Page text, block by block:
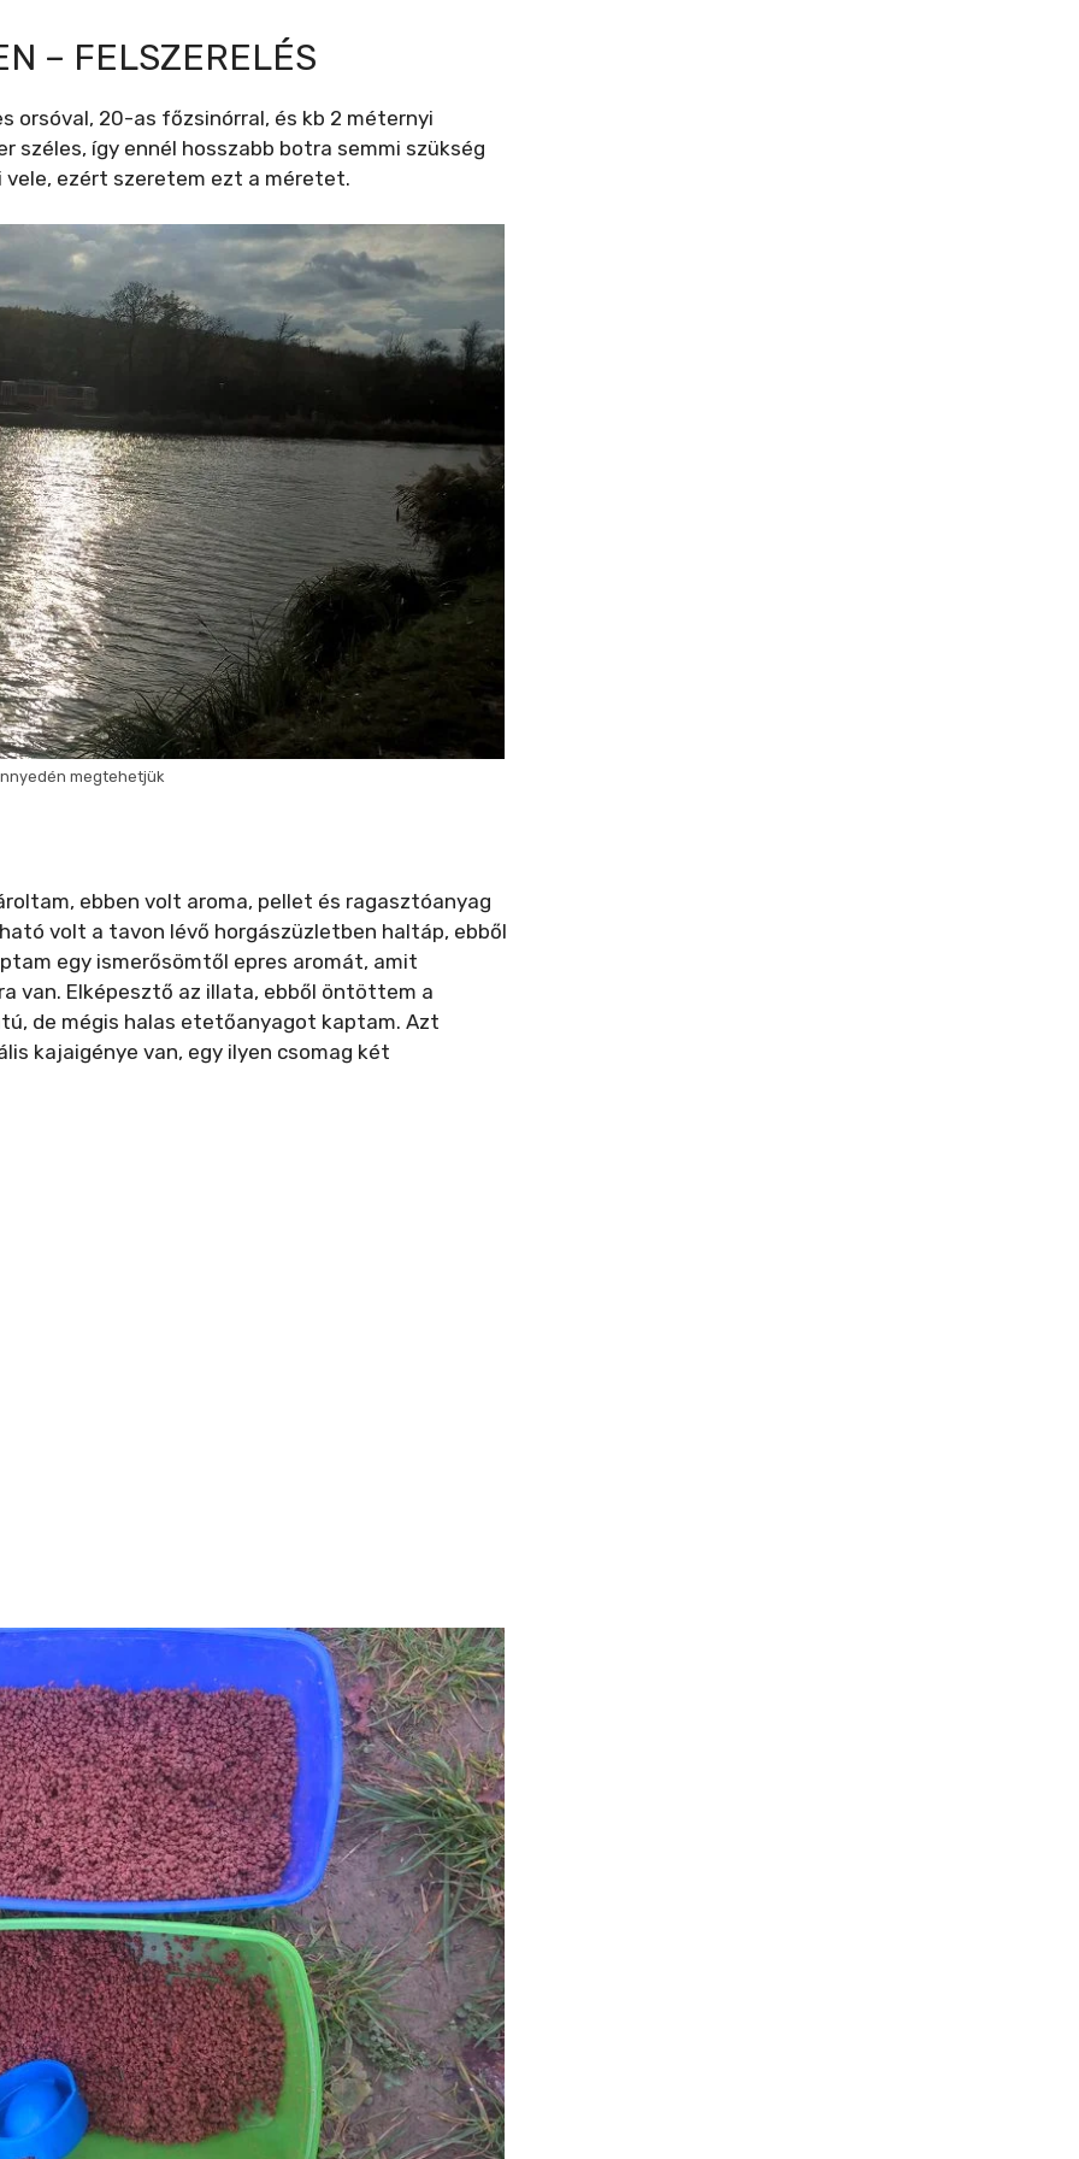
– FELSZERELÉS
orsóval, 20-as főzsinórral, és kb 2 méternyi
így ennél hosszabb botra semmi szükség
vele, ezért szeretem ezt a méretet.
megtehetjük
ebben volt aroma, pellet és ragasztóanyag
volt a tavon lévő horgászüzletben haltáp, ebből
egy ismerősömtől epres aromát, amit
van. Elképesztő az illata, ebből öntöttem a
de mégis halas etetőanyagot kaptam. Azt
kajaigénye van, egy ilyen csomag két